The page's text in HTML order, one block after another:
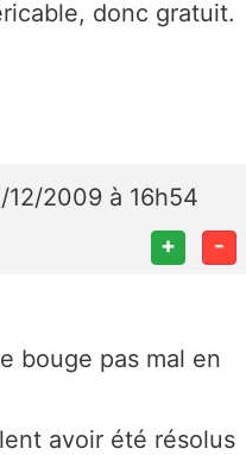
donc gratuit.
12/2009 à 16h54
+ -
bouge pas mal en
avoir été résolus